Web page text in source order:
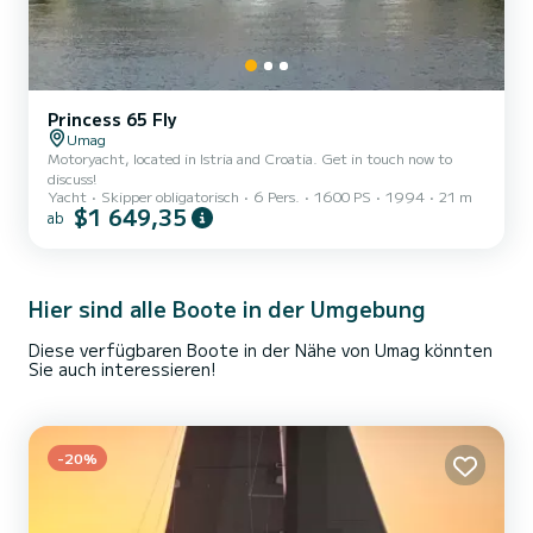
Princess 65 Fly
Umag
Motoryacht, located in Istria and Croatia. Get in touch now to
discuss!
Yacht
Skipper obligatorisch 6 Pers. 1600 PS 1994 21 m
ab $1 649,35
Hier sind alle Boote in der Umgebung
Diese verfügbaren Boote in der Nähe von Umag könnten
Sie auch interessieren!
-20%